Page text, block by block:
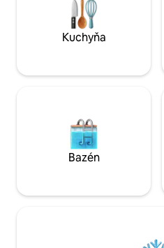
acogedora y romántica y las
increíbles. Las cristaleras del
deslizan una sobre la otra y el
queda completamente abierto
balinesa (180x180), un Jacuzzi
cóctel. El apartamento dispone
habitaciones con vistas al mar.
ellas está completamente
creando así un espacio amplio y
como las de las dos
dormir. Las dos camas de las
Kuchyňa
Bazén